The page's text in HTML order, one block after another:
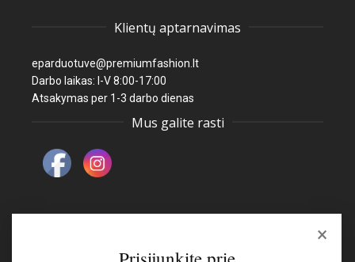
Klientų aptarnavimas
eparduotuve@premiumfashion.lt
Darbo laikas: I-V 8:00-17:00
Atsakymas per 1-3 darbo dienas
Mus galite rasti
Naujienlaiškis
×